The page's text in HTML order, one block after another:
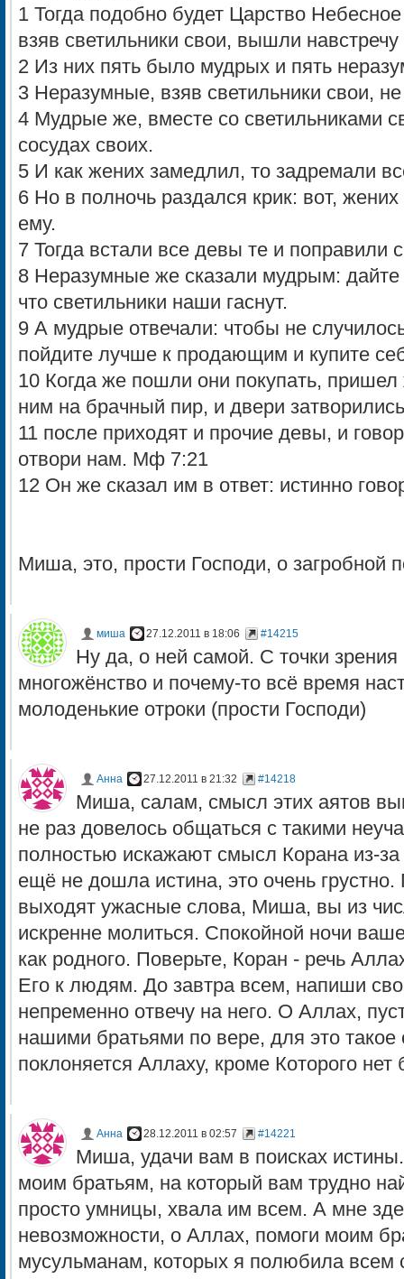
1 Тогда подобно будет Царство
взяв светильники свои, вышли навстречу
2 Из них пять было мудрых и пять
3 Неразумные, взяв светильники свои,
4 Мудрые же, вместе со светильниками
сосудах своих.
5 И как жених замедлил, то задремали
6 Но в полночь раздался крик: вот,
ему.
7 Тогда встали все девы те и поправили
8 Неразумные же сказали мудрым:
что светильники наши гаснут.
9 А мудрые отвечали: чтобы не
пойдите лучше к продающим и купите
10 Когда же пошли они покупать,
ним на брачный пир, и двери
11 после приходят и прочие девы, и
отвори нам. Мф 7:21
12 Он же сказал им в ответ: истинно
Миша, это, прости Господи, о загробной
миша 27.12.2011 в 18:06 #14215
Ну да, о ней самой. С точки
многожёнство и почему-то всё время
молоденькие отроки (прости Господи)
Анна 27.12.2011 в 21:32 #14218
Миша, салам, смысл этих аятов
не раз довелось общаться с такими
полностью искажают смысл Корана из-
ещё не дошла истина, это очень
выходят ужасные слова, Миша, вы из
искренне молиться. Спокойной ночи
как родного. Поверьте, Коран - речь
Его к людям. До завтра всем, напиши
непременно отвечу на него. О Аллах,
нашими братьями по вере, для это такое
поклоняется Аллаху, кроме Которого нет
Анна 28.12.2011 в 02:57 #14221
Миша, удачи вам в поисках
моим братьям, на который вам трудно
просто умницы, хвала им всем. А мне
невозможности, о Аллах, помоги моим
мусульманам, которых я полюбила всем